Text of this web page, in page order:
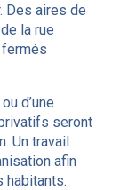
Des aires de
la rue
fermés
d’une
seront
Un travail
afin
habitants.